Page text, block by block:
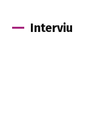
Interviu